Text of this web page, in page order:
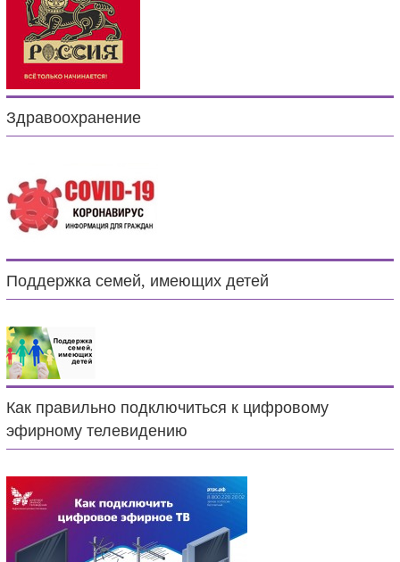
Здравоохранение
Поддержка семей, имеющих детей
Как правильно подключиться к цифровому
эфирному телевидению